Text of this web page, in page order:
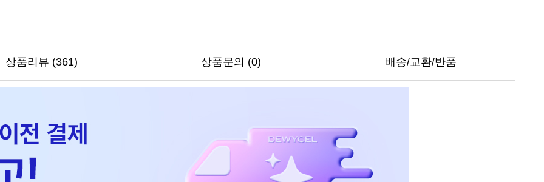
상품리뷰 (361) 상품문의 (0) 배송/교환/반품